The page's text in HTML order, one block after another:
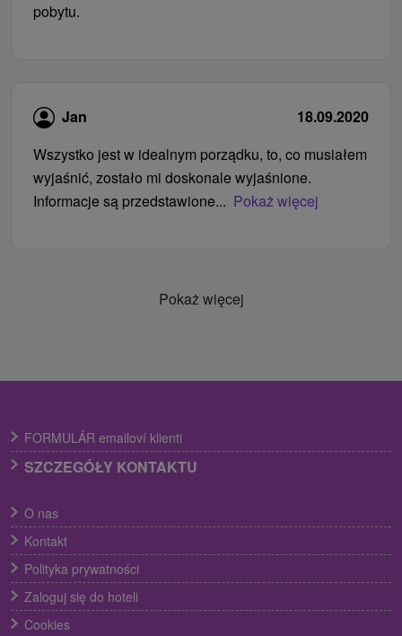
pobytu.
Jan
18.09.2020
Wszystko jest w idealnym porządku, to, co musiałem
wyjaśnić, zostało mi doskonale wyjaśnione.
Informacje są przedstawione... Pokaż więcej
Pokaż więcej
FORMULÁR emailoví klienti
SZCZEGÓŁY KONTAKTU
O nas
Kontakt
Polityka prywatności
Zaloguj się do hoteli
Cookies